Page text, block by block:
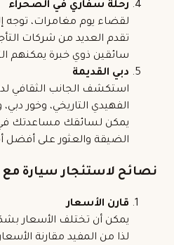
رحلة سفاري في الصحراء
لقضاء يوم مغامرات، توجه
سائقين ذوي خبرة يمكنهم
دبي القديمة
استكشف الجانب الثقافي
الفهيدي التاريخي، وخور
يمكن لسائقك مساعدتك في
الضيقة والعثور على أفضل
نصائح لاستئجار سيارة
قارن الأسعار
يمكن أن تختلف الأسعار
لذا من المفيد مقارنة